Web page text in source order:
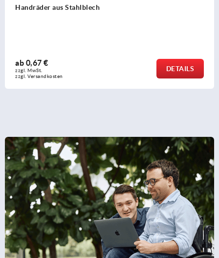
Handräder mit Sicherheits-Zylindergriff
ab 44,05 €
zzgl. MwSt.
zzgl. Versandkosten
DETAILS